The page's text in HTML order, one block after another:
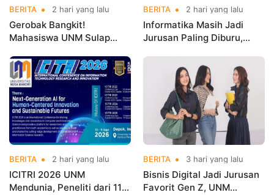
BERITA 2 hari yang lalu
Gerobak Bangkit!
Mahasiswa UNM Sulap
Menarik dan Laris
BERITA 2 hari yang lalu
Informatika Masih Jadi
Jurusan Paling Diburu,
hingga Cyber Security
BERITA 2 hari yang lalu
ICITRI 2026 UNM
Mendunia, Peneliti dari 11
BERITA 3 hari yang lalu
Bisnis Digital Jadi Jurusan
Favorit Gen Z, UNM